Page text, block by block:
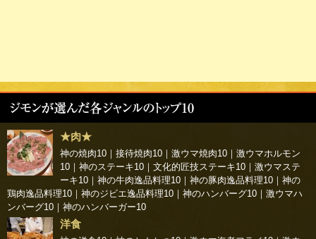
★肉★
神の焼肉10 ｜ 接待焼肉10 ｜ 激ウマ焼肉10 ｜ 激ウマホルモン
10 ｜ 神のステーキ10 ｜ 文化的匠技ステーキ10 ｜ 激ウマステ
ーキ10 ｜ 神の牛肉逸品料理10 ｜ 神の豚肉逸品料理10 ｜ 神の
鶏肉逸品料理10 ｜ 神のジビエ逸品料理10 ｜ 神のハンバーグ10 ｜ 激ウマハ
ンバーグ10 ｜ 神のハンバーガー10
洋食